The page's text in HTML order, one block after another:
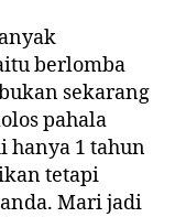
berlomba
sekarang
pahala
hanya 1 tahun
tetapi
Mari jadi